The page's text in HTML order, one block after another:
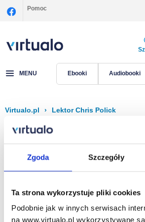
Zgoda Szczegóły
Ta strona wykorzystuje pliki cookies
Podobnie jak w innych serwisach
na www.virtualo.pl wykorzystywane
Pomoc
MENU Ebooki Audiobooki
Virtualo.pl › Lektor Chris Polick
Filtruj